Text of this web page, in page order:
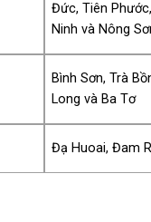
Đức, Tiên
Ninh và Nông
Bình Sơn, Trà
Long và Ba Tơ
Đạ Huoai, Đam